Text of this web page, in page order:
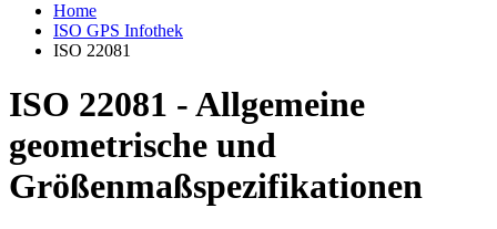
Home
ISO GPS Infothek
ISO 22081
ISO 22081 - Allgemeine
geometrische und
Größenmaßspezifikationen